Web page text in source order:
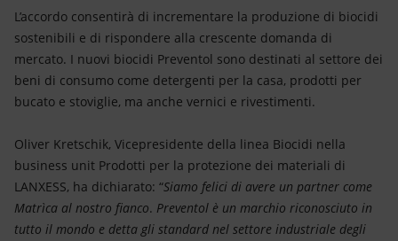
L’accordo consentirà di incrementare la produzione di biocidi
sostenibili e di rispondere alla crescente domanda di
mercato. I nuovi biocidi Preventol sono destinati al settore dei
beni di consumo come detergenti per la casa, prodotti per
bucato e stoviglie, ma anche vernici e rivestimenti.
Oliver Kretschik, Vicepresidente della linea Biocidi nella
business unit Prodotti per la protezione dei materiali di
LANXESS, ha dichiarato: “Siamo felici di avere un partner come
Matrìca al nostro fianco. Preventol è un marchio riconosciuto in
tutto il mondo e detta gli standard nel settore industriale degli